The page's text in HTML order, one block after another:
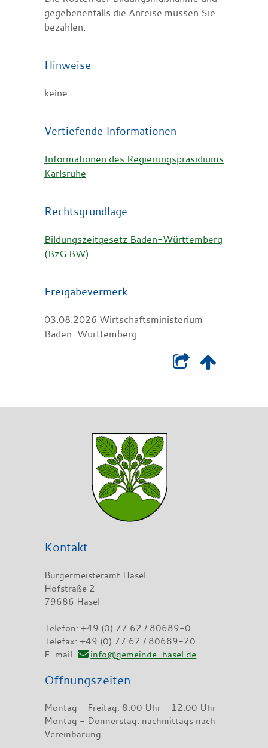
gegebenenfalls die Anreise müssen Sie
bezahlen.
Hinweise
keine
Vertiefende Informationen
Informationen des Regierungspräsidiums
Karlsruhe
Rechtsgrundlage
Bildungszeitgesetz Baden-Württemberg
(BzG BW)
Freigabevermerk
03.08.2026 Wirtschaftsministerium
Baden-Württemberg
Kontakt
Bürgermeisteramt Hasel
Hofstraße 2
79686 Hasel
Telefon: +49 (0) 77 62 / 80689-0
Telefax: +49 (0) 77 62 / 80689-20
E-mail
info@gemeinde-hasel.de
Öffnungszeiten
Montag - Freitag: 8:00 Uhr - 12:00 Uhr
Montag - Donnerstag: nachmittags nach
Vereinbarung